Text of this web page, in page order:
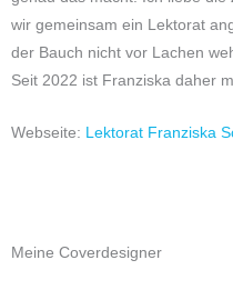
wir gemeinsam ein Lektorat
der Bauch nicht vor Lachen
Seit 2022 ist Franziska daher
Webseite: Lektorat Franziska
Meine Coverdesigner